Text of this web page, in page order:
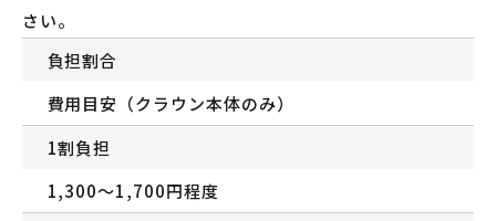
さい。
負担割合
費用目安（クラウン本体のみ）
1割負担
1,300〜1,700円程度